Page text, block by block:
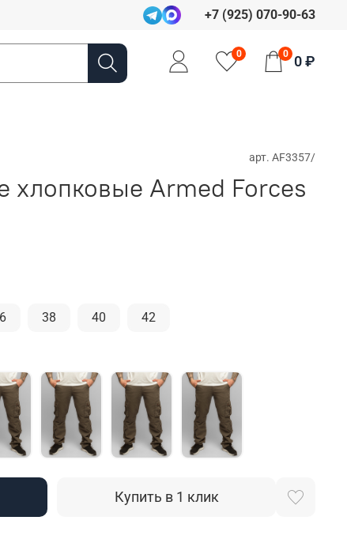
+7 (925) 070-90-63
0 0 0 ₽
арт. AF3357/
хлопковые Armed Forces
38 40 42
Купить в 1 клик